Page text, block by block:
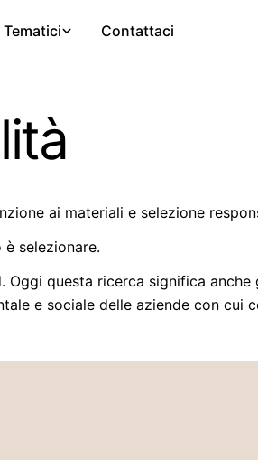
Tematici Contattaci
ai materiali e selezione
selezionare.
questa ricerca significa
e sociale delle aziende con cui